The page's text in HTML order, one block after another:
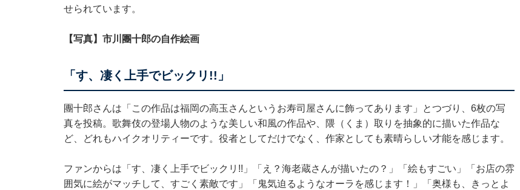
せられています。
【写真】市川團十郎の自作絵画
「す、凄く上手でビックリ!!」
團十郎さんは「この作品は福岡の高玉さんというお寿司屋さんに飾ってあります」とつづり、6枚の写
真を投稿。歌舞伎の登場人物のような美しい和風の作品や、隈（くま）取りを抽象的に描いた作品な
ど、どれもハイクオリティーです。役者としてだけでなく、作家としても素晴らしい才能を感じます。
ファンからは「す、凄く上手でビックリ!!」「え？海老蔵さんが描いたの？」「絵もすごい」「お店の雰
囲気に絵がマッチして、すごく素敵です」「鬼気迫るようなオーラを感じます！」「奥様も、きっとよ